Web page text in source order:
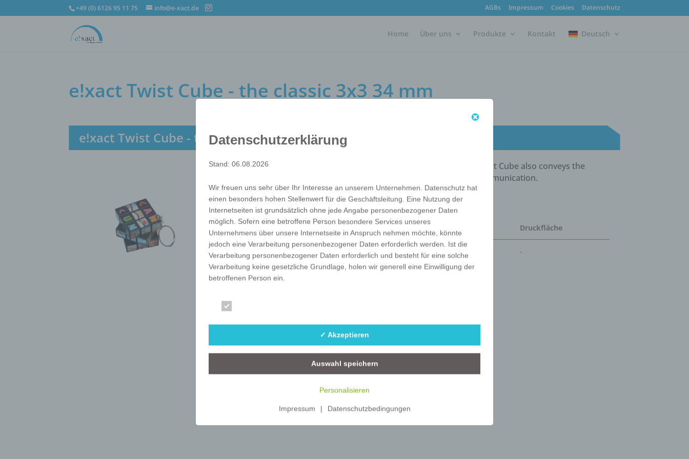
+49 (0) 6126 95 11 75 info@e-xact.de AGBs Impressum Cookies Datenschutz
Home Über uns Produkte Kontakt Deutsch
e!xact Twist Cube - the classic 3x3 34 mm
e!xact Twist Cube - the classic 3x3 34 mm
The classic among the cubes - only small but mighty! The small Twist Cube also conveys the
words, content and complexity of your concept to your brand communication.
Verpackung
Each in polybag
Veredlungen
Offset printing
Art.-Nr. Variante Mindestmenge Druckfläche
W-ZW-3x3-35 - 500 -
Datenschutzerklärung
Stand: 06.08.2026
Wir freuen uns sehr über Ihr Interesse an unserem Unternehmen. Datenschutz hat
einen besonders hohen Stellenwert für die Geschäftsleitung. Eine Nutzung der
Internetseiten ist grundsätzlich ohne jede Angabe personenbezogener Daten
möglich. Sofern eine betroffene Person besondere Services unseres
Unternehmens über unsere Internetseite in Anspruch nehmen möchte, könnte
jedoch eine Verarbeitung personenbezogener Daten erforderlich werden. Ist die
Verarbeitung personenbezogener Daten erforderlich und besteht für eine solche
Verarbeitung keine gesetzliche Grundlage, holen wir generell eine Einwilligung der
betroffenen Person ein.
Die Verarbeitung personenbezogener Daten, beispielsweise des Namens, der
Anschrift, E-Mail-Adresse oder Telefonnummer einer betroffenen Person, erfolgt
stets im Einklang mit der Datenschutz-Grundverordnung und in Übereinstimmung
mit den für uns geltenden landesspezifischen Datenschutzbestimmungen. Mittels
dieser Datenschutzerklärung möchte unser Unternehmen die Öffentlichkeit über
personenbezogenen Daten informieren. Ferner werden betroffene Personen mittels
Wir haben als für die Verarbeitung Verantwortlicher zahlreiche technische und
organisatorische Maßnahmen umgesetzt, um einen möglichst lückenlosen Schutz
der über diese Internetseite verarbeiteten personenbezogenen Daten
✓ Akzeptieren
Auswahl speichern
Personalisieren
Impressum | Datenschutzbedingungen